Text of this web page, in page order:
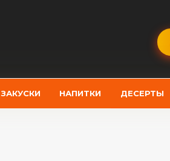
ЗАКУСКИ НАПИТКИ ДЕСЕРТЫ